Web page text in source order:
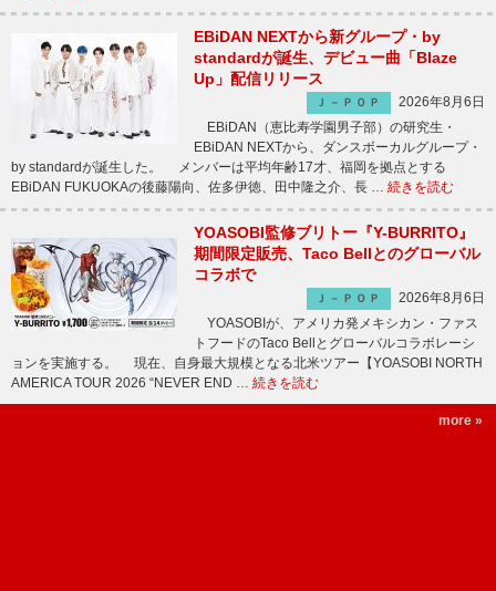
EBiDAN NEXTから新グループ・by
standardが誕生、デビュー曲「Blaze
Up」配信リリース
Ｊ－ＰＯＰ
2026年8月6日
EBiDAN（恵比寿学園男子部）の研究生・
EBiDAN NEXTから、ダンスボーカルグループ・
by standardが誕生した。 メンバーは平均年齢17才、福岡を拠点とする
EBiDAN FUKUOKAの後藤陽向、佐多伊徳、田中隆之介、長 … 続きを読む
YOASOBI監修ブリトー『Y-BURRITO』
期間限定販売、Taco Bellとのグローバル
コラボで
Ｊ－ＰＯＰ
2026年8月6日
YOASOBIが、アメリカ発メキシカン・ファス
トフードのTaco Bellとグローバルコラボレーシ
ョンを実施する。 現在、自身最大規模となる北米ツアー【YOASOBI NORTH
AMERICA TOUR 2026 “NEVER END … 続きを読む
more »